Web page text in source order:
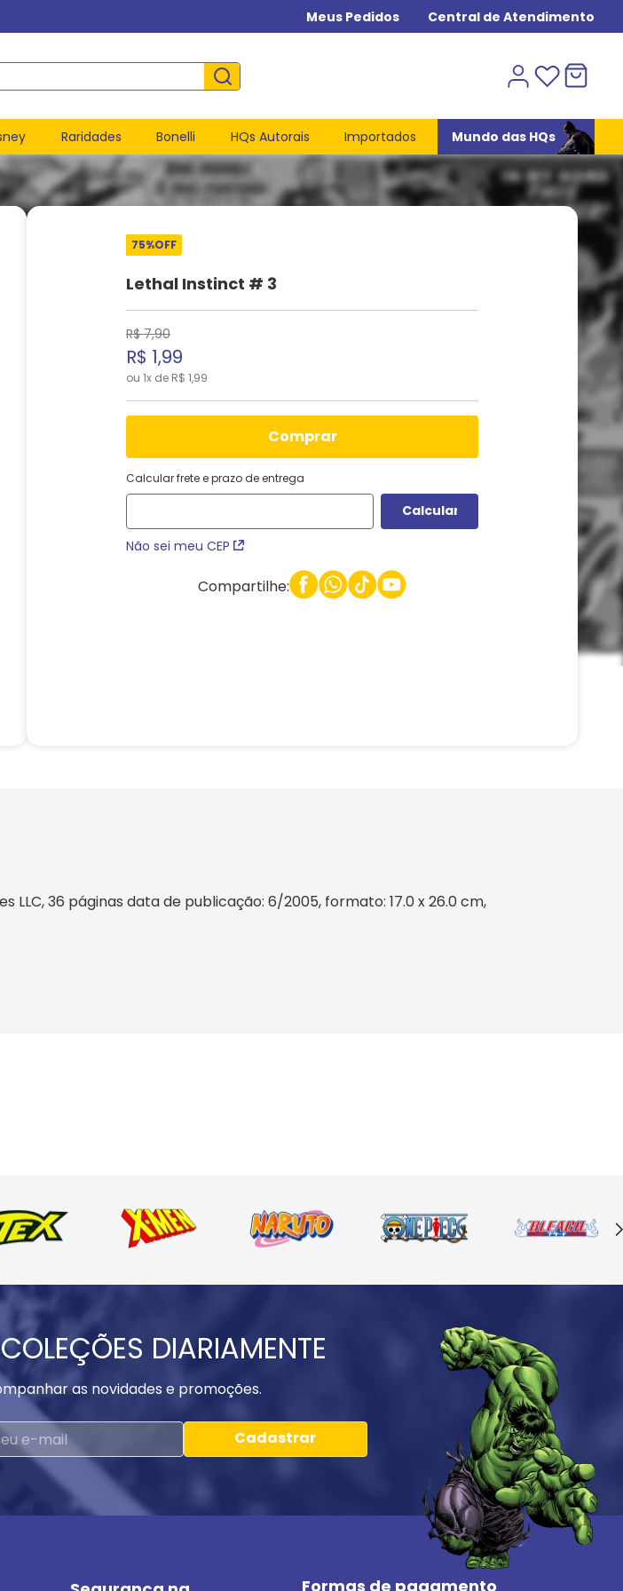
Meus Pedidos Central de Atendimento
Raridades Bonelli HQs Autorais Importados Mundo das HQs
75%OFF
Lethal Instinct # 3
R$ 7,90
R$ 1,99
ou 1x de R$ 1,99
comprar
Calcular frete e prazo de entrega
Não sei meu CEP
Compartilhe:
36 páginas data de publicação: 6/2005, formato: 17.0 x 26.0 cm,
DIARIAMENTE
as novidades e promoções.
Cadastrar
Formas de pagamento